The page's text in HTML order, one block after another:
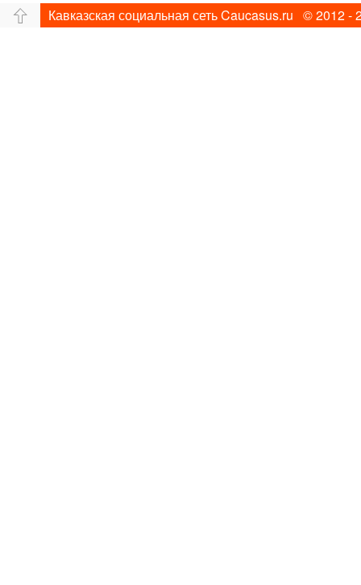
Путешествие
Перевал Ущелье
Кавказская социальная сеть Caucasus.ru © 2012 -